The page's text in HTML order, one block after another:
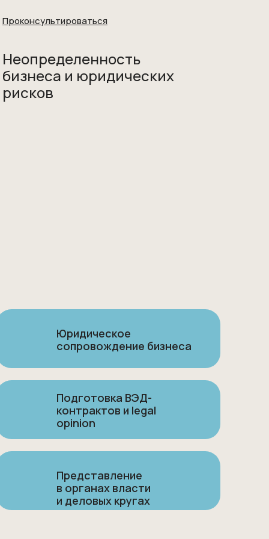
Проконсультироваться
Неопределенность
бизнеса и юридических
рисков
Юридическое
сопровождение бизнеса
Подготовка ВЭД-
контрактов и legal
opinion
Представление
в органах власти
и деловых кругах